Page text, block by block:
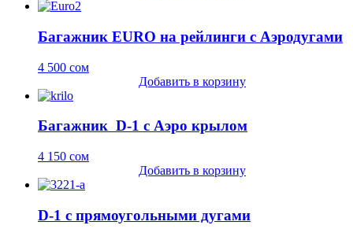
Багажник EURO на рейлинги c Аэродугами
4 500 сом
Добавить в корзину
Багажник D-1 с Аэро крылом
4 150 сом
Добавить в корзину
D-1 с прямоугольными дугами